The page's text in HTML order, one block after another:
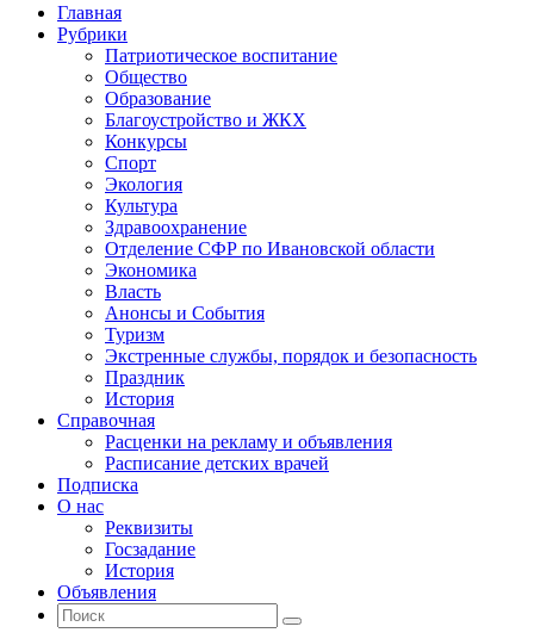
Промотать
содержимому
Главная
Рубрики
Патриотическое воспитание
Общество
Образование
Благоустройство и ЖКХ
Конкурсы
Спорт
Экология
Культура
Здравоохранение
Отделение СФР по Ивановской области
Экономика
Власть
Анонсы и События
Туризм
Экстренные службы, порядок и безопасность
Праздник
История
Справочная
Расценки на рекламу и объявления
Расписание детских врачей
Подписка
О нас
Реквизиты
Госзадание
История
Объявления
Поиск
Искать:
Поиск